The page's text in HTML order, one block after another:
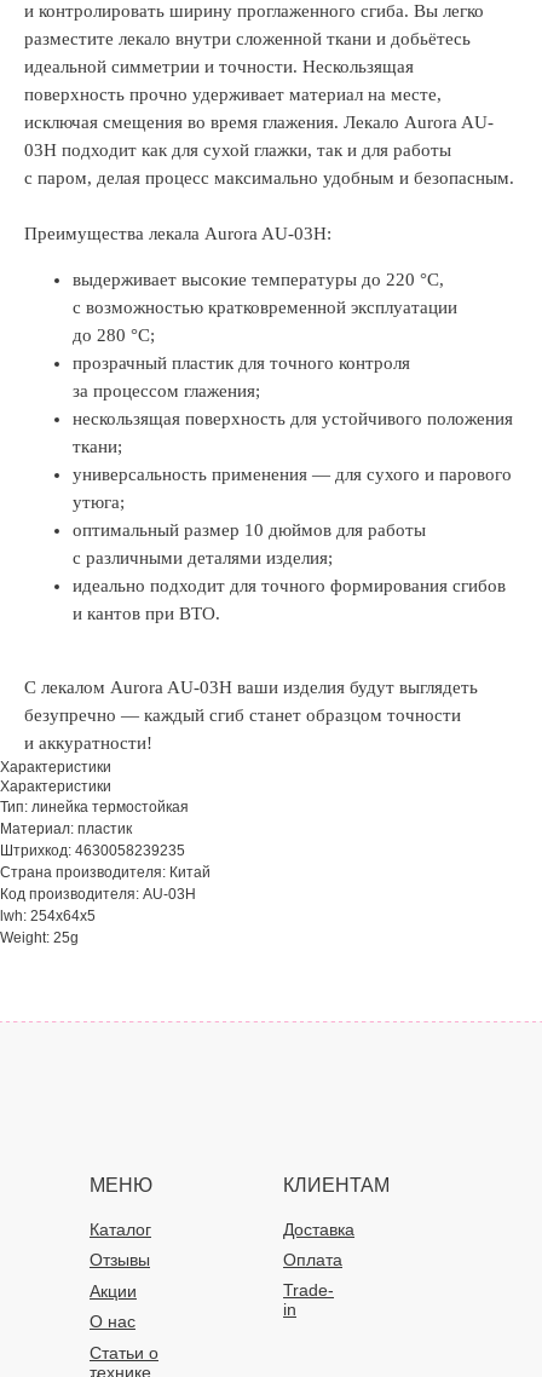
и контролировать ширину проглаженного сгиба. Вы легко
разместите лекало внутри сложенной ткани и добьётесь
идеальной симметрии и точности. Нескользящая
поверхность прочно удерживает материал на месте,
исключая смещения во время глажения. Лекало Aurora AU-
03H подходит как для сухой глажки, так и для работы
с паром, делая процесс максимально удобным и безопасным.
Преимущества лекала Aurora AU-03H:
выдерживает высокие температуры до 220 °C,
с возможностью кратковременной эксплуатации
до 280 °C;
прозрачный пластик для точного контроля
за процессом глажения;
нескользящая поверхность для устойчивого положения
ткани;
универсальность применения — для сухого и парового
утюга;
оптимальный размер 10 дюймов для работы
с различными деталями изделия;
идеально подходит для точного формирования сгибов
и кантов при ВТО.
С лекалом Aurora AU-03H ваши изделия будут выглядеть
безупречно — каждый сгиб станет образцом точности
и аккуратности!
Характеристики
Характеристики
Тип: линейка термостойкая
Материал: пластик
Штрихкод: 4630058239235
Страна производителя: Китай
Код производителя: AU-03H
lwh: 254x64x5
Weight: 25g
МЕНЮ КЛИЕНТАМ
Каталог
О нас
Доставка
Статьи о
технике
Оплата
Отзывы
Акции
Trade-
in